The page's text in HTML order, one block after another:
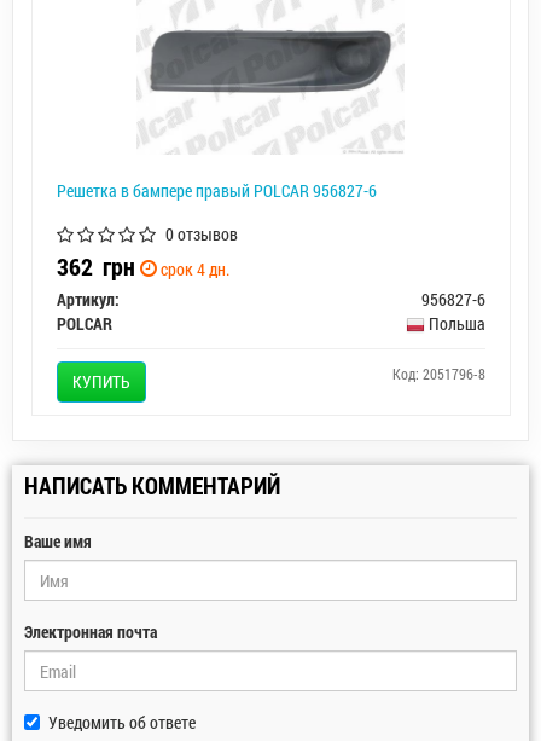
Решетка в бампере правый POLCAR 956827-6
0 отзывов
362 грн
срок 4 дн.
Артикул:
956827-6
POLCAR
Польша
КУПИТЬ Код: 2051796-8
НАПИСАТЬ КОММЕНТАРИЙ
Ваше имя
Электронная почта
Уведомить об ответе